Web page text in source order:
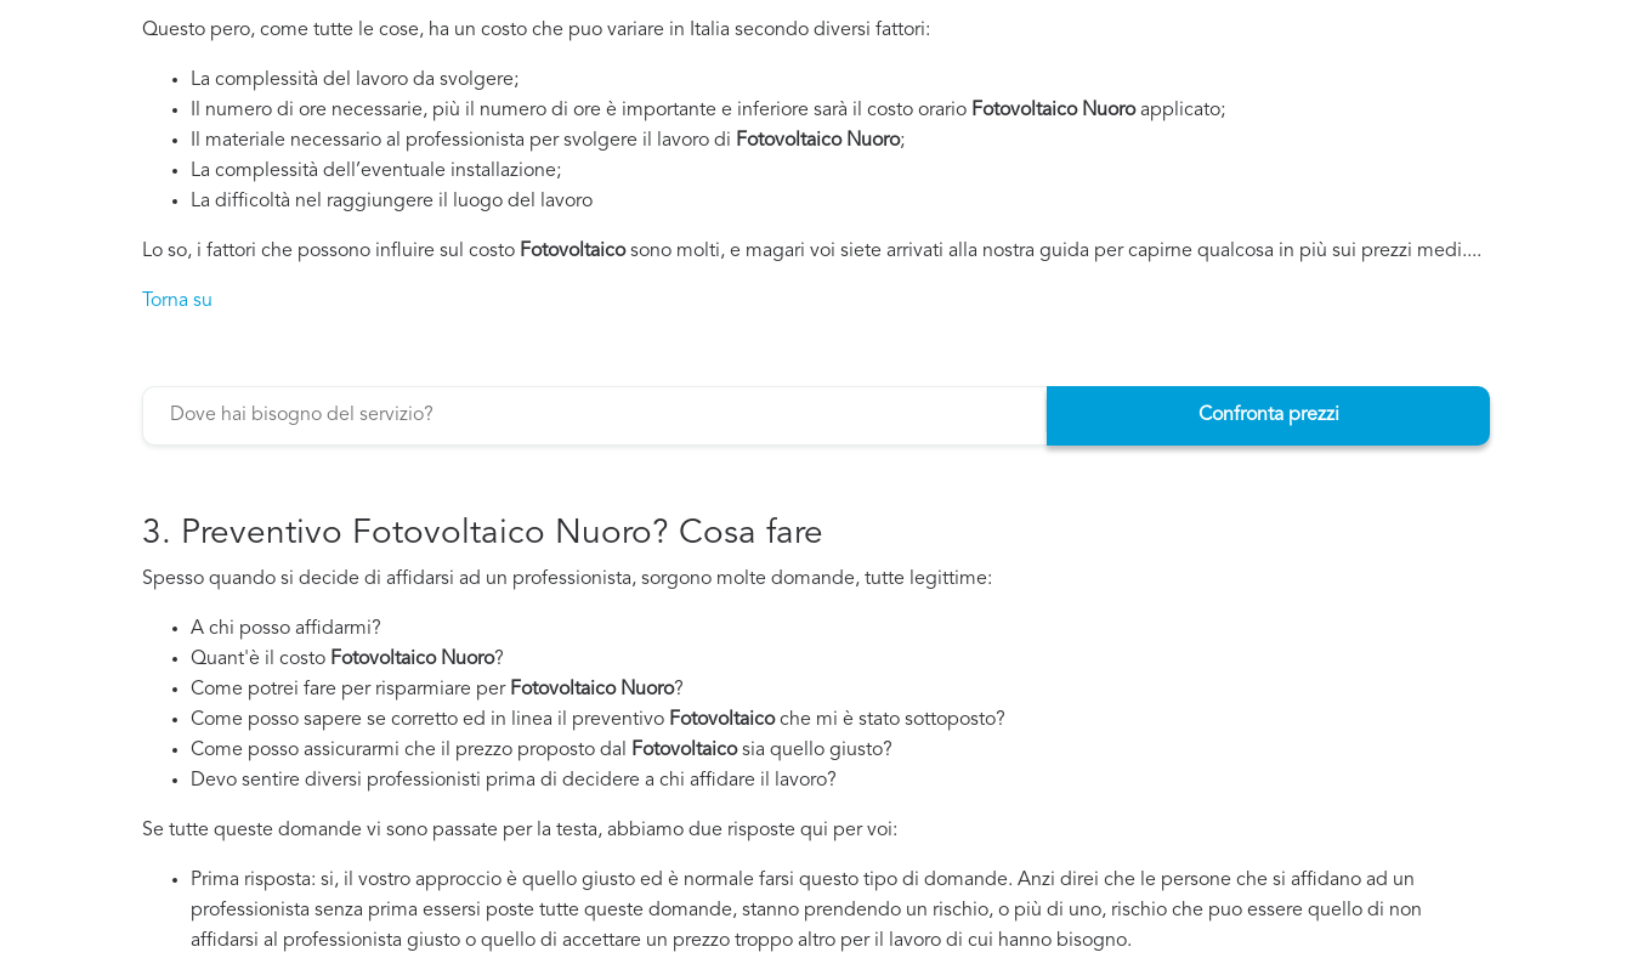
Questo pero, come tutte le cose, ha un costo che puo variare in Italia secondo diversi fattori:
La complessità del lavoro da svolgere;
Il numero di ore necessarie, più il numero di ore è importante e inferiore sarà il costo orario Fotovoltaico Nuoroapplicato;
Il materiale necessario al professionista per svolgere il lavoro di Fotovoltaico Nuoro;
La complessità dell’eventuale installazione;
La difficoltà nel raggiungere il luogo del lavoro
Lo so, i fattori che possono influire sul costo Fotovoltaicosono molti, e magari voi siete arrivati alla nostra guida per capirne qualcosa in più sui prezzi medi....
Torna su
Confronta prezzi
3. Preventivo Fotovoltaico Nuoro? Cosa fare
Spesso quando si decide di affidarsi ad un professionista, sorgono molte domande, tutte legittime:
A chi posso affidarmi?
Quant'è il costo Fotovoltaico Nuoro?
Come potrei fare per risparmiare per Fotovoltaico Nuoro?
Come posso sapere se corretto ed in linea il preventivo Fotovoltaicoche mi è stato sottoposto?
Come posso assicurarmi che il prezzo proposto dal Fotovoltaicosia quello giusto?
Devo sentire diversi professionisti prima di decidere a chi affidare il lavoro?
Se tutte queste domande vi sono passate per la testa, abbiamo due risposte qui per voi:
Prima risposta: si, il vostro approccio è quello giusto ed è normale farsi questo tipo di domande. Anzi direi che le persone che si affidano ad un
professionista senza prima essersi poste tutte queste domande, stanno prendendo un rischio, o più di uno, rischio che puo essere quello di non
affidarsi al professionista giusto o quello di accettare un prezzo troppo altro per il lavoro di cui hanno bisogno.